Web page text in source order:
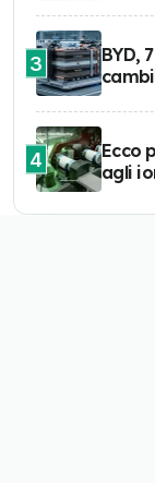
3
BYD,
4
Ecco
agli